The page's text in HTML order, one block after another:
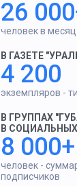
26
человек в месяц
В ГАЗЕТЕ
4 200
экземпляров -
В ГРУППАХ
В
8 000+
человек -
подписчиков